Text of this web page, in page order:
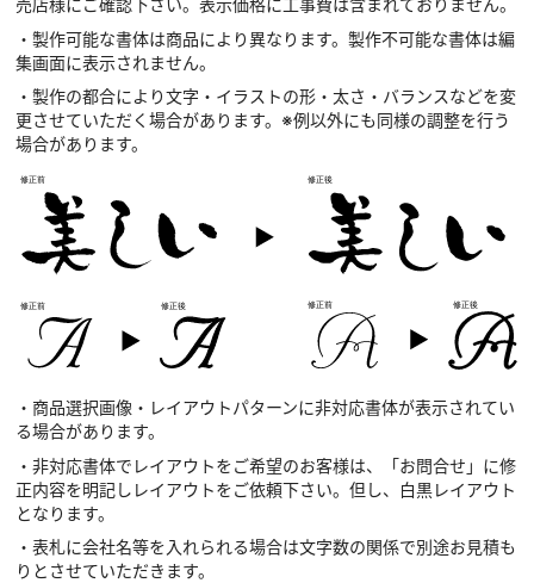
売店様にご確認下さい。表示価格に工事費は含まれておりません。
・製作可能な書体は商品により異なります。製作不可能な書体は編
集画面に表示されません。
・製作の都合により文字・イラストの形・太さ・バランスなどを変
更させていただく場合があります。※例以外にも同様の調整を行う
場合があります。
・商品選択画像・レイアウトパターンに非対応書体が表示されてい
る場合があります。
・非対応書体でレイアウトをご希望のお客様は、「お問合せ」に修
正内容を明記しレイアウトをご依頼下さい。但し、白黒レイアウト
となります。
・表札に会社名等を入れられる場合は文字数の関係で別途お見積も
りとさせていただきます。